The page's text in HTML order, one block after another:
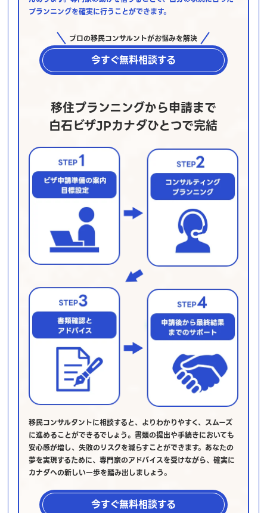
プランニングを確実に行うことができます。
プロの移民コンサルントがお悩みを解決
今すぐ無料相談する
移住プランニングから申請まで
白石ビザJPカナダひとつで完結
移民コンサルタントに相談すると、よりわかりやすく、スムーズ
に進めることができるでしょう。書類の提出や手続きにおいても
安心感が増し、失敗のリスクを減らすことができます。あなたの
夢を実現するために、専門家のアドバイスを受けながら、確実に
カナダへの新しい一歩を踏み出しましょう。
今すぐ無料相談する